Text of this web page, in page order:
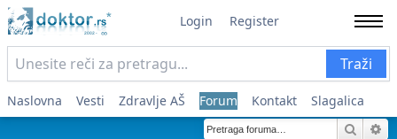
Login Register
Traži
Naslovna Vesti Zdravlje AŠ Forum Kontakt Slagalica